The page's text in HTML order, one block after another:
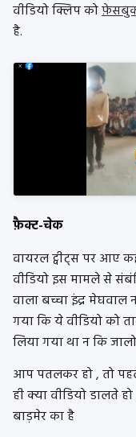
वीडियो क्लिप को
है.
फ़ैक्ट-चेक
वायरल ट्वीट्स पर आए
वीडियो इस मामले से
वाला बच्चा इंद्र
गया कि ये वीडियो को
लिया गया था न कि
आप पतलकर हो , तो
ही क्या वीडियो डालते
बाड़मेर का है